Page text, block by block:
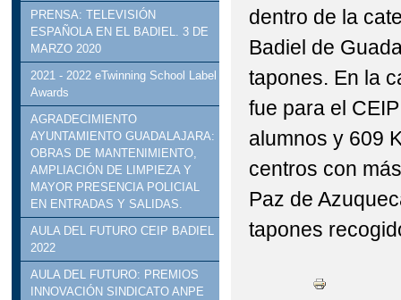
PRENSA: TELEVISIÓN
ESPAÑOLA EN EL BADIEL. 3 DE
MARZO 2020
2021 - 2022 eTwinning School Label
Awards
AGRADECIMIENTO
AYUNTAMIENTO GUADALAJARA:
OBRAS DE MANTENIMIENTO,
AMPLIACIÓN DE LIMPIEZA Y
MAYOR PRESENCIA POLICIAL
EN ENTRADAS Y SALIDAS.
AULA DEL FUTURO CEIP BADIEL
2022
AULA DEL FUTURO: PREMIOS
INNOVACIÓN SINDICATO ANPE
dentro de la
Badiel de
tapones. En la
fue para el
alumnos y 609
centros con
Paz de
tapones